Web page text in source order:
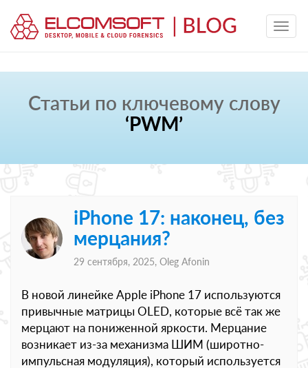
Статьи по ключевому слову
‘PWM’
iPhone 17: наконец, без
мерцания?
29 сентября, 2025, Oleg Afonin
В новой линейке Apple iPhone 17 используются
привычные матрицы OLED, которые всё так же
мерцают на пониженной яркости. Мерцание
возникает из-за механизма ШИМ (широтно-
импульсная модуляция), который используется